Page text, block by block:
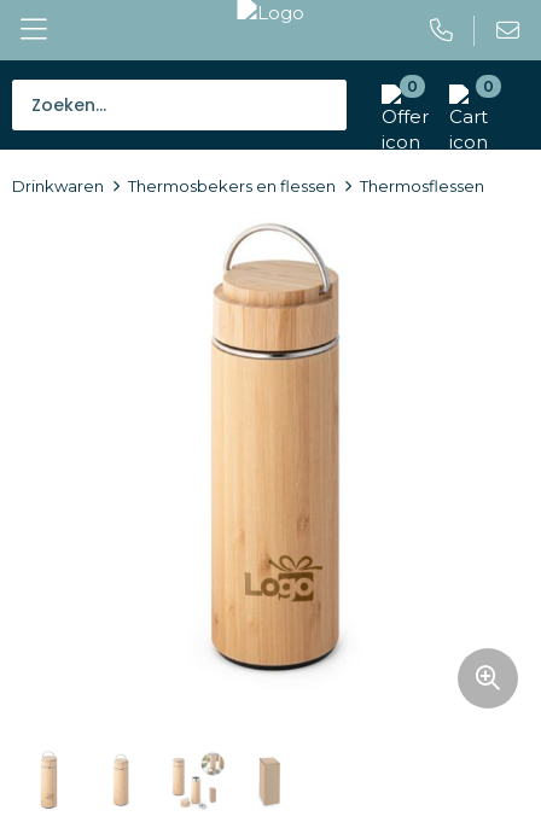
0 0
Tassen
Gereedschap en veiligheid
Kantoorartikelen
Gadgets
Drinkwaren Thermosbekers en flessen Thermosflessen